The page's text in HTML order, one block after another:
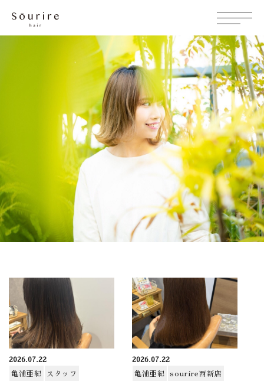
2026.07.22
亀浦亜紀
スタッフ
2026.07.22
亀浦亜紀
sourire西新店